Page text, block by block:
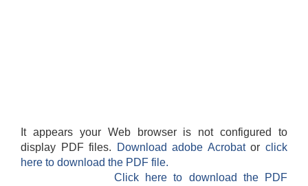
It appears your Web browser is not configured to
display PDF files.
Download adobe Acrobatorclick
here to download the PDF file.
Click here to download the PDF